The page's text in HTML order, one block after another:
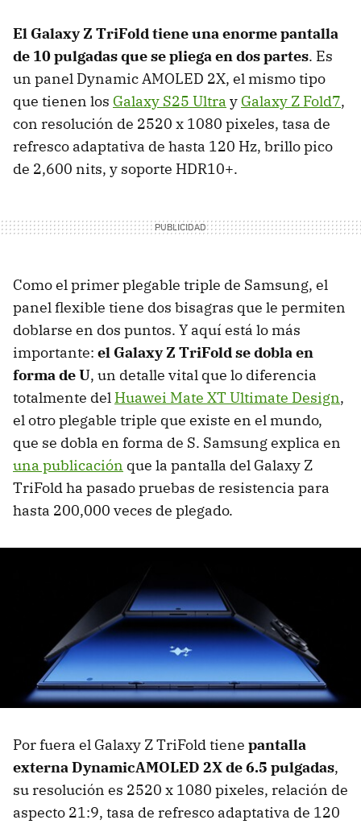
El Galaxy Z TriFold tiene una enorme pantalla
de 10 pulgadas que se pliega en dos partes. Es
un panel Dynamic AMOLED 2X, el mismo tipo
que tienen los Galaxy S25 Ultra y Galaxy Z Fold7,
con resolución de 2520 x 1080 pixeles, tasa de
refresco adaptativa de hasta 120 Hz, brillo pico
de 2,600 nits, y soporte HDR10+.
Como el primer plegable triple de Samsung, el
panel flexible tiene dos bisagras que le permiten
doblarse en dos puntos. Y aquí está lo más
importante: el Galaxy Z TriFold se dobla en
forma de U, un detalle vital que lo diferencia
totalmente del Huawei Mate XT Ultimate Design,
el otro plegable triple que existe en el mundo,
que se dobla en forma de S. Samsung explica en
una publicación que la pantalla del Galaxy Z
TriFold ha pasado pruebas de resistencia para
hasta 200,000 veces de plegado.
Por fuera el Galaxy Z TriFold tiene pantalla
externa DynamicAMOLED 2X de 6.5 pulgadas,
su resolución es 2520 x 1080 pixeles, relación de
aspecto 21:9, tasa de refresco adaptativa de 120